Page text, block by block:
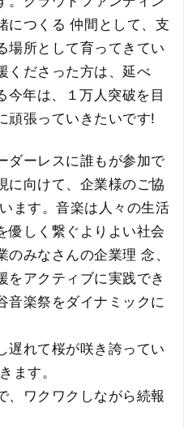
につくる 仲間として、支
場所として育ってきてい
くださった方は、延べ
年は、１万人突破を目
頑張っていきたいです!
ダーレスに誰もが参加で
に向けて、企業様のご協
ます。音楽は人々の生活
優しく繋ぐよりよい社会
みなさんの企業理 念、
をアクティブに実践でき
音楽祭をダイナミックに
遅れて桜が咲き誇ってい
ます。
、ワクワクしながら続報